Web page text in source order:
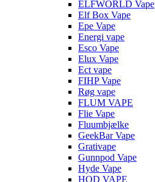
ELFWORLD Vape
Elf Box Vape
Epe Vape
Energi vape
Esco Vape
Elux Vape
Ect vape
FIHP Vape
Røg vape
FLUM VAPE
Flie Vape
Fluumbjælke
GeekBar Vape
Grativape
Gunnpod Vape
Hyde Vape
HQD VAPE